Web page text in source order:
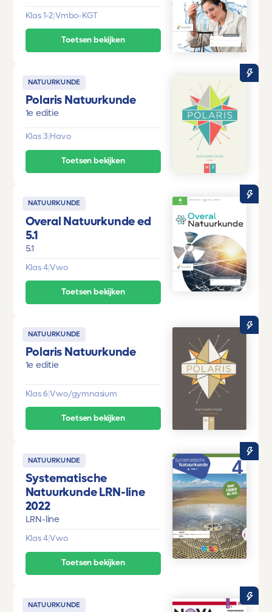
Klas 1-2|Vmbo-KGT
Toetsen bekijken
NATUURKUNDE
Polaris Natuurkunde
1e editie
Klas 3 Havo
Toetsen bekijken
NATUURKUNDE
Overal Natuurkunde ed
5.1
5.1
Klas 4|Vwo
Toetsen bekijken
NATUURKUNDE
Polaris Natuurkunde
1e editie
Klas 6|Vwo/gymnasium
Toetsen bekijken
NATUURKUNDE
Systematische
Natuurkunde LRN-line
2022
LRN-line
Klas 4|Vwo
Toetsen bekijken
NATUURKUNDE